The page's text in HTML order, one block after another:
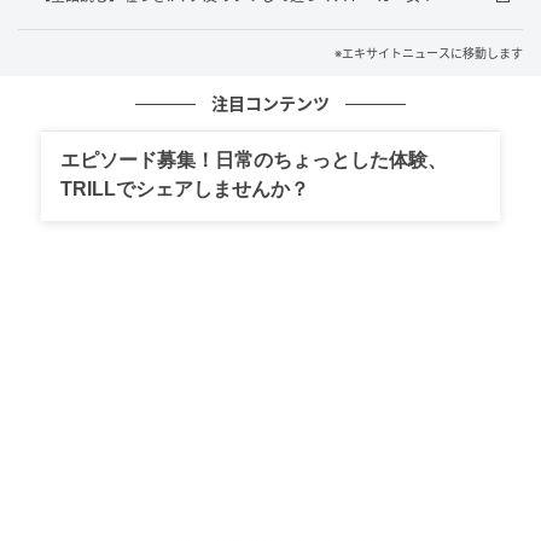
※エキサイトニュースに移動します
注目コンテンツ
エピソード募集！日常のちょっとした体験、
TRILLでシェアしませんか？